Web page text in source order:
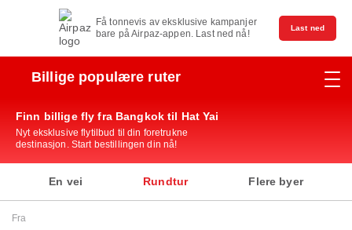
Få tonnevis av eksklusive kampanjer
bare på Airpaz-appen. Last ned nå!
Last ned
Billige populære ruter
Finn billige fly fra Bangkok til Hat Yai
Nyt eksklusive flytilbud til din foretrukne
destinasjon. Start bestillingen din nå!
En vei Rundtur Flere byer
Fra